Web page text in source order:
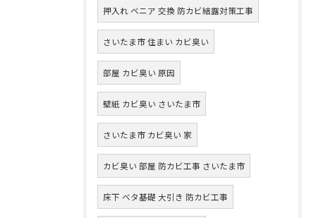
押入れ ベニア 交換 防カビ結露対策工事
さいたま市 住まい カビ臭い
部屋 カビ臭い 原因
壁紙 カビ臭い さいたま市
さいたま市 カビ臭い 家
カビ臭い 部屋 防カビ工事 さいたま市
床下 ベタ基礎 大引き 防カビ工事